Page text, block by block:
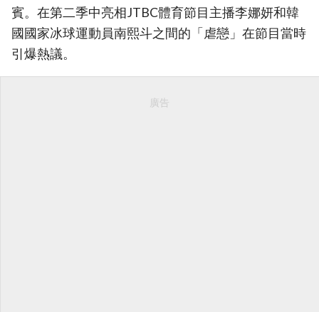
賓。在第二季中亮相JTBC體育節目主播李娜妍和韓
國國家冰球運動員南熙斗之間的「虐戀」在節目當時
引爆熱議。
廣告